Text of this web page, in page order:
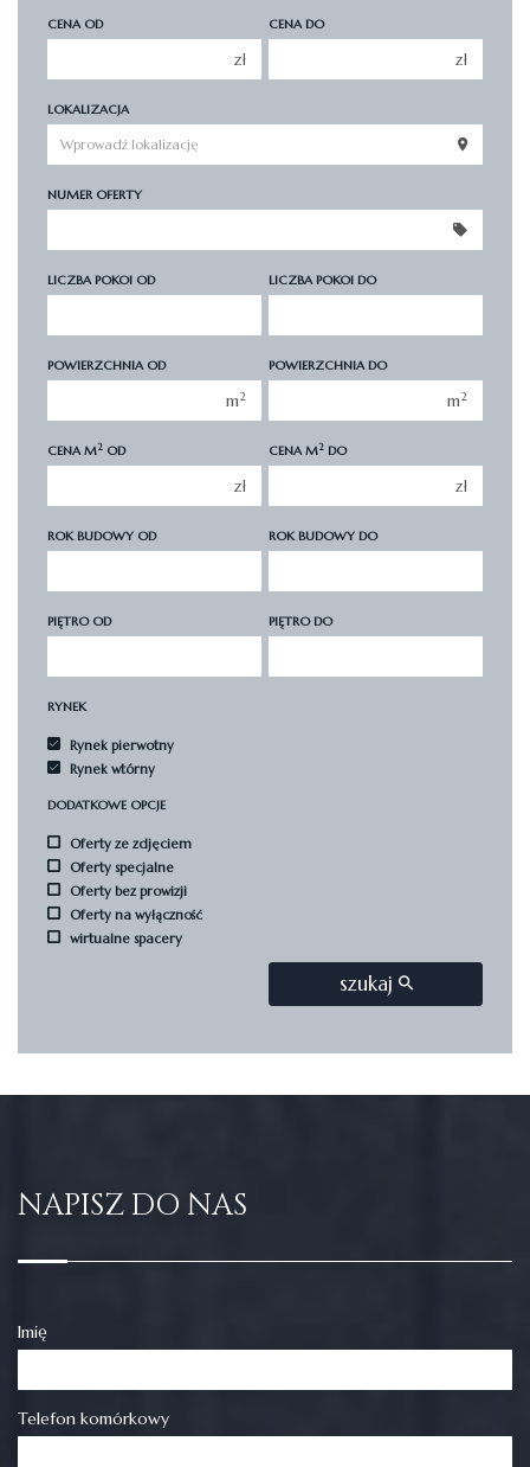
CENA OD
zł
250 000 zł
300 000 zł
400 000 zł
CENA DO
zł
250 000 zł
400 000 zł
LOKALIZACJA
NUMER OFERTY
LICZBA POKOI OD
3 pokoje
4 pokoje
6 pokoi
LICZBA POKOI DO
3 pokoje
4 pokoje
6 pokoi
POWIERZCHNIA OD
m2
POWIERZCHNIA DO
m2
CENA M2 OD
zł
CENA M2 DO
zł
ROK BUDOWY OD ROK BUDOWY DO
PIĘTRO OD PIĘTRO DO
RYNEK
Rynek pierwotny
Rynek wtórny
DODATKOWE OPCJE
Oferty ze zdjęciem
Oferty specjalne
Oferty bez prowizji
Oferty na wyłączność
wirtualne spacery
szukaj
NAPISZ DO NAS
Imię
Telefon komórkowy